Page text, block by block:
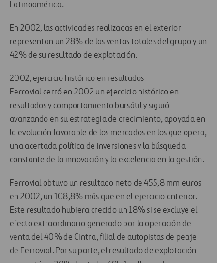
Latinoamérica.
En 2002, las actividades realizadas en el exterior
representan un 28% de las ventas totales del grupo y un
42% de su resultado de explotación.
2002, ejercicio histórico en resultados
Ferrovial cerró en 2002 un ejercicio histórico en
resultados y comportamiento bursátil y siguió
avanzando en su estrategia de crecimiento, apoyada en
la evolución favorable de los mercados en los que opera,
una acertada política de inversiones y la búsqueda
constante de la innovación y la excelencia en la gestión.
Ferrovial obtuvo un resultado neto de 455,8 mm euros
en 2002, un 108,8% más que en el ejercicio anterior.
Este resultado hubiera crecido un 18% si se excluye el
efecto extraordinario generado por la operación de
venta del 40% de Cintra, filial de autopistas de peaje
de Ferrovial. Por su parte, el resultado de explotación